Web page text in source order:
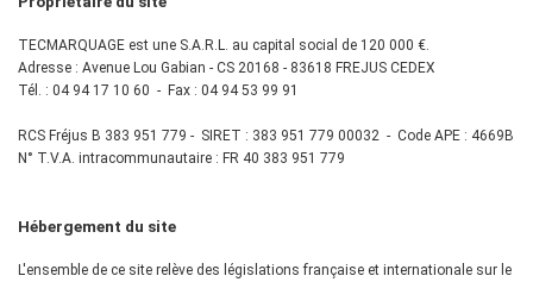
TECMARQUAGE est une S.A.R.L. au capital social de 120 000 €.
Adresse : Avenue Lou Gabian - CS 20168 - 83618 FREJUS CEDEX
Tél. : 04 94 17 10 60 - Fax : 04 94 53 99 91
RCS Fréjus B 383 951 779 - SIRET : 383 951 779 00032 - Code APE : 4669B
N° T.V.A. intracommunautaire : FR 40 383 951 779
Hébergement du site
L'ensemble de ce site relève des législations française et internationale sur le